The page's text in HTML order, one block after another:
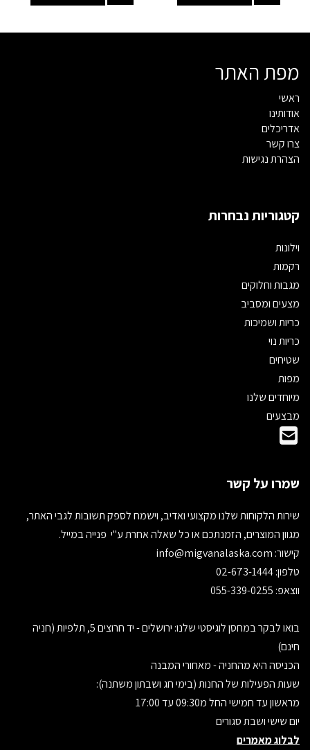
מפת האתר
ראשי
אודותינו
אדריכלים
צרו קשר
הצהרת נגישות
קטגוריות נבחרות
וילונות
רקמות
מגבות וחלוקים
מצעים ומסביב
כריות ושמיכות
כריות נוי
שטיחים
מפות
מיוחדים שלנו
מבצעים
שמרו על קשר
שירות הלקוחות שלנו מקצועי ואדיב, וישמח לספק תשובות לגבי האתר,
מגוון המוצרים, הזמנתכם או כל שאלה אחרת ע"י פנייה במייל.
קישור:
טלפון: 02-673-1444
ווצאפ: 055-339-0255
בואו לבקר במחסן לוגיסטי שלנו: ירושלים - יד חרוצים 5, תלפיות (חניה
חינם)
הכניסה היא מהחניה - מאחורי המבנה
שעות הפעילות של החנות (בימי חג ושבתון משתנה):
מראשון עד חמישי החל מ09:30 עד 17:00
יום שישי ושבת סגורים
לבלוג מאמרים